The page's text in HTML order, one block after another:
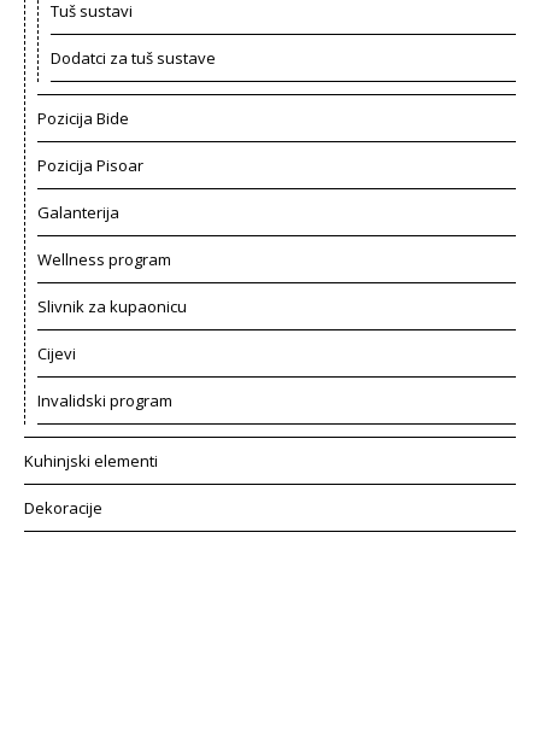
Tuš sustavi
Dodatci za tuš sustave
Pozicija Bide
Pozicija Pisoar
Galanterija
Wellness program
Slivnik za kupaonicu
Cijevi
Invalidski program
Kuhinjski elementi
Dekoracije